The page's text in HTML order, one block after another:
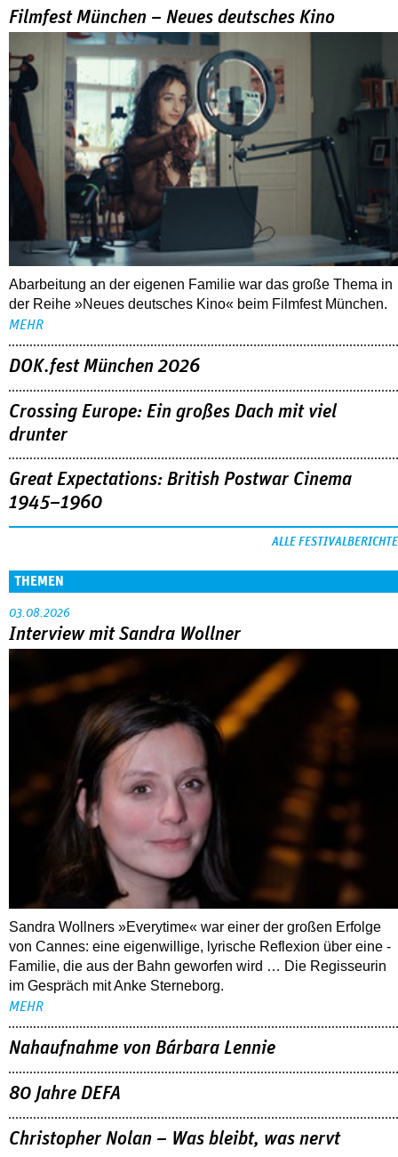
Filmfest München – Neues deutsches Kino
Abarbeitung an der eigenen Familie war das große Thema in
der Reihe »Neues deutsches Kino« beim Filmfest München.
MEHR
DOK.fest München 2026
Crossing Europe: Ein großes Dach mit viel
drunter
Great Expectations: British Postwar Cinema
1945–1960
ALLE FESTIVALBERICHTE
THEMEN
03.08.2026
Interview mit Sandra Wollner
Sandra Wollners »Everytime« war einer der großen Erfolge
von Cannes: eine eigenwillige, lyrische Reflexion über eine ­
Familie, die aus der Bahn geworfen wird … Die Regisseurin
im Gespräch mit Anke Sterneborg.
MEHR
Nahaufnahme von Bárbara Lennie
80 Jahre DEFA
Christopher Nolan – Was bleibt, was nervt